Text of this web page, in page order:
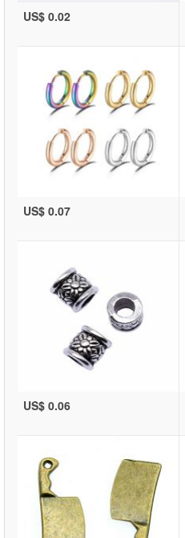
US$ 0.02
US$ 0.07
US$ 0.06